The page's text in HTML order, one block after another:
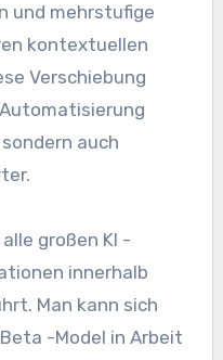
und mehrstufige
kontextuellen
Verschiebung
auch
großen KI -
innerhalb
Man kann sich
-Model in Arbeit